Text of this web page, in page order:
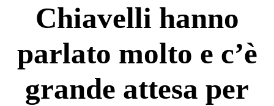
Chiavelli hanno
parlato molto e c’è
grande attesa per